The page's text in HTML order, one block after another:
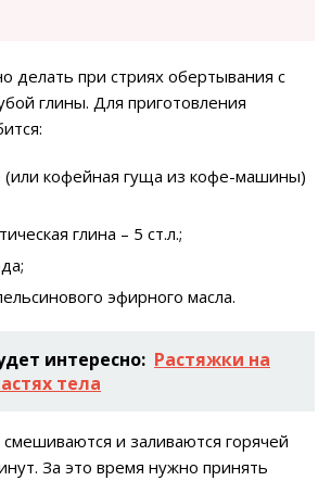
делать при стриях обертывания с
глины. Для приготовления
кофейная гуща из кофе-машины)
глина – 5 ст.л.;
эфирного масла.
интересно: Растяжки на
тела
и заливаются горячей
За это время нужно принять